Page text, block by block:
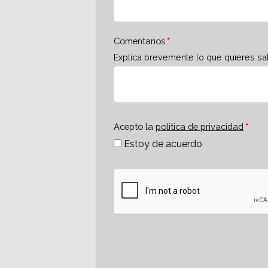
Comentarios
Explica brevemente lo que quieres
Acepto la política de privacidad
Estoy de acuerdo